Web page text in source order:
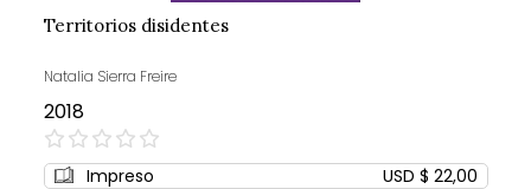
Territorios disidentes
Natalia Sierra Freire
2018
0%
Impreso USD $ 22,00